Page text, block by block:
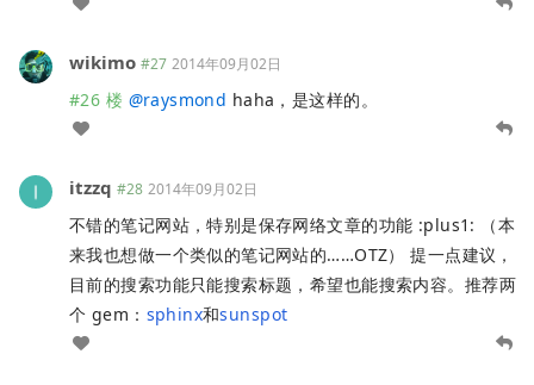
wikimo #27 2014年09月02日
#26 楼 @raysmond haha，是这样的。
itzzq #28 2014年09月02日
不错的笔记网站，特别是保存网络文章的功能 :plus1: （本
来我也想做一个类似的笔记网站的……OTZ） 提一点建议，
目前的搜索功能只能搜索标题，希望也能搜索内容。推荐两
个 gem： sphinx和sunspot